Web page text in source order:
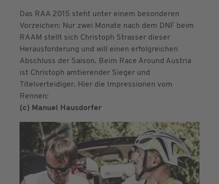
Das RAA 2015 steht unter einem besonderen
Vorzeichen: Nur zwei Monate nach dem DNF beim
RAAM stellt sich Christoph Strasser dieser
Herausforderung und will einen erfolgreichen
Abschluss der Saison. Beim Race Around Austria
ist Christoph amtierender Sieger und
Titelverteidiger. Hier die Impressionen vom
Rennen:
(c) Manuel Hausdorfer